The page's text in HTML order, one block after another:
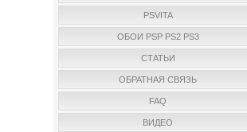
PSVITA
ОБОИ PSP PS2 PS3
СТАТЬИ
ОБРАТНАЯ СВЯЗЬ
FAQ
ВИДЕО